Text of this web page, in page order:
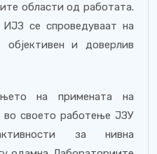
области од работата.
се спроведуваат на
објективен и доверлив
на примената на
во своето работење ЈЗУ
за нивна